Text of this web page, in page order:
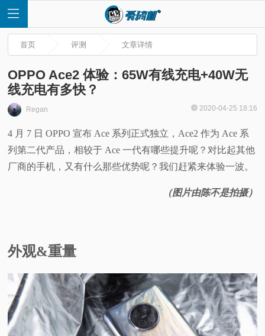
首
页
快
测
视
频
首页 评测 文章详情
OPPO Ace2 体验：65W有线充电+40W无
线充电有多快？
Regan 2020-04-25 18:16
4 月 7 日 OPPO 宣布 Ace 系列正式独立，Ace2 作为 Ace 系
列第二代产品，相较于 Ace 一代有哪些提升呢？对比起其他
厂商的手机，又有什么那些优势呢？我们赶紧来体验一波。
（图片由陈不是拍摄）
外观&重量